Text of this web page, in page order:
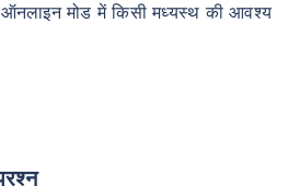
ऑनलाइन मोड में किसी मध्यस्थ की आवश्य